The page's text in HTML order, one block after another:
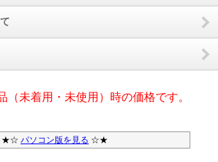
（未着用・未使用）時の価格です。
★☆ パソコン版を見る ☆★